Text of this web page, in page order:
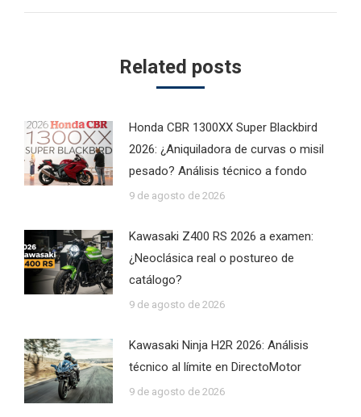
Related posts
Honda CBR 1300XX Super Blackbird
2026: ¿Aniquiladora de curvas o misil
pesado? Análisis técnico a fondo
9 de agosto de 2026
Kawasaki Z400 RS 2026 a examen:
¿Neoclásica real o postureo de
catálogo?
9 de agosto de 2026
Kawasaki Ninja H2R 2026: Análisis
técnico al límite en DirectoMotor
9 de agosto de 2026